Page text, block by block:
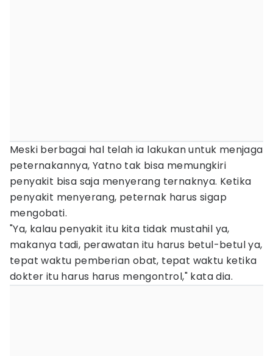
Meski berbagai hal telah ia lakukan untuk menjaga
peternakannya, Yatno tak bisa memungkiri
penyakit bisa saja menyerang ternaknya. Ketika
penyakit menyerang, peternak harus sigap
mengobati.
"Ya, kalau penyakit itu kita tidak mustahil ya,
makanya tadi, perawatan itu harus betul-betul ya,
tepat waktu pemberian obat, tepat waktu ketika
dokter itu harus harus mengontrol," kata dia.